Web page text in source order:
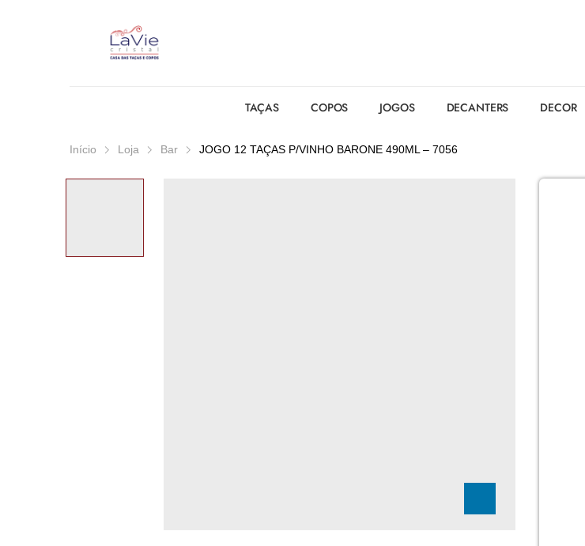
TAÇAS COPOS JOGOS DECANTERS DECOR
Início Loja Bar JOGO 12 TAÇAS P/VINHO BARONE 490ML – 7056